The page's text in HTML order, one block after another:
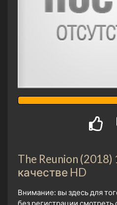
The Reunion (2018)
качестве HD
Внимание: вы здесь для
без регистрации